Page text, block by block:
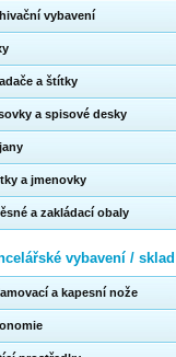
vybavení
a štítky
a spisové desky
a jmenovky
a zakládací obaly
vybavení / sklad
a kapesní nože